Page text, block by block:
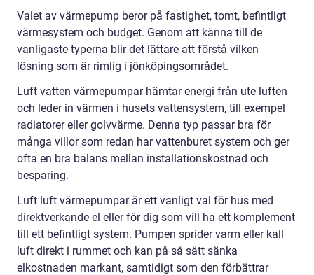
Valet av värmepump beror på fastighet, tomt, befintligt
värmesystem och budget. Genom att känna till de
vanligaste typerna blir det lättare att förstå vilken
lösning som är rimlig i jönköpingsområdet.
Luft vatten värmepumpar hämtar energi från ute luften
och leder in värmen i husets vattensystem, till exempel
radiatorer eller golvvärme. Denna typ passar bra för
många villor som redan har vattenburet system och ger
ofta en bra balans mellan installationskostnad och
besparing.
Luft luft värmepumpar är ett vanligt val för hus med
direktverkande el eller för dig som vill ha ett komplement
till ett befintligt system. Pumpen sprider varm eller kall
luft direkt i rummet och kan på så sätt sänka
elkostnaden markant, samtidigt som den förbättrar